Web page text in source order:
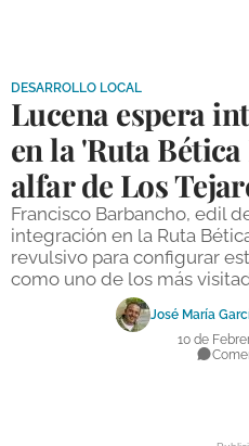
DEPORTES
COMPETICIONES
DEPORTE BASE
OPINIÓN
VENTANA CIUDADANA
DESARROLLO LOCAL
Lucena espera
en la 'Ruta
alfar de Los
Francisco Barbancho, edil
integración en la Ruta
revulsivo para configurar
como uno de los más
José María
10 de